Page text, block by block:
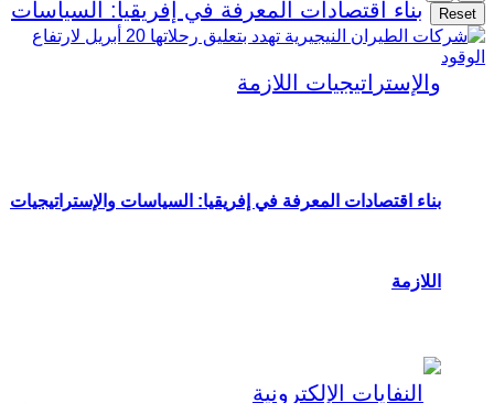
بناء اقتصادات المعرفة في إفريقيا: السياسات والإستراتيجيات
اللازمة
Reset